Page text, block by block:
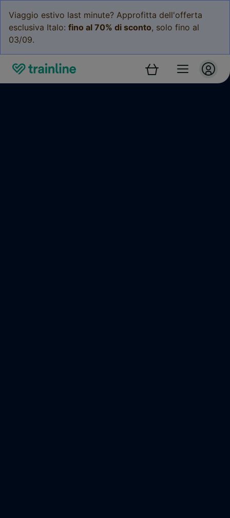
Viaggio estivo last minute? Approfitta dell'offerta
esclusiva Italo: fino al 70% di sconto, solo fino al
03/09.